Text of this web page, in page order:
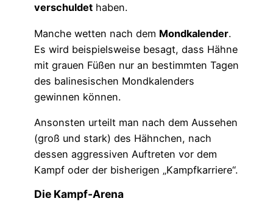
verschuldet haben.
Manche wetten nach dem Mondkalender.
Es wird beispielsweise besagt, dass Hähne
mit grauen Füßen nur an bestimmten Tagen
des balinesischen Mondkalenders
gewinnen können.
Ansonsten urteilt man nach dem Aussehen
(groß und stark) des Hähnchen, nach
dessen aggressiven Auftreten vor dem
Kampf oder der bisherigen „Kampfkarriere“.
Die Kampf-Arena